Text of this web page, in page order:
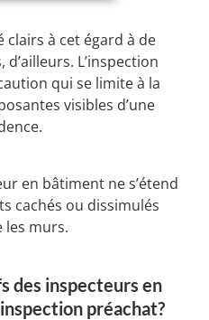
à cet égard à de
L’inspection
qui se limite à la
visibles d’une
en bâtiment ne s’étend
cachés ou dissimulés
les murs.
des inspecteurs en
préachat?